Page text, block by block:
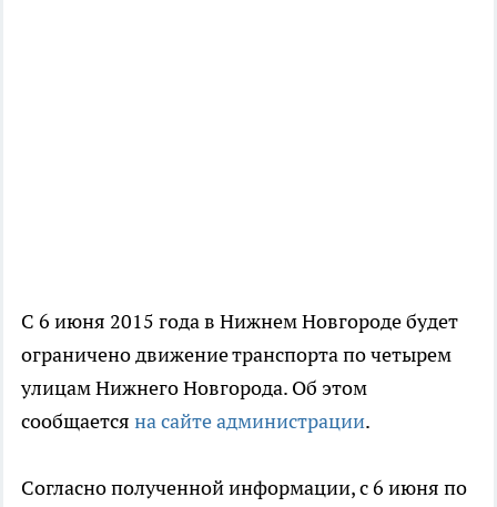
С 6 июня 2015 года в Нижнем Новгороде будет
ограничено движение транспорта по четырем
улицам Нижнего Новгорода. Об этом
сообщается на сайте администрации.
Согласно полученной информации, с 6 июня по